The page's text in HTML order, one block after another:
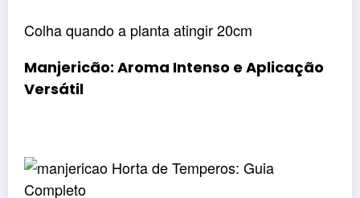
Colha quando a planta atingir 20cm
Manjericão: Aroma Intenso e Aplicação
Versátil